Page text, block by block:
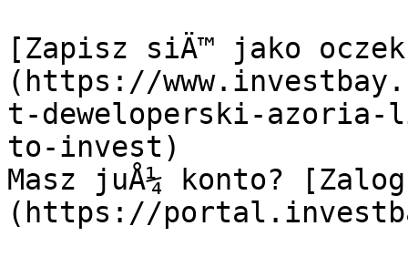
[Zapisz siÄ™ jako
(https://
t-deweloperski-
to-invest)
Masz juÅ¼ konto?
(https://